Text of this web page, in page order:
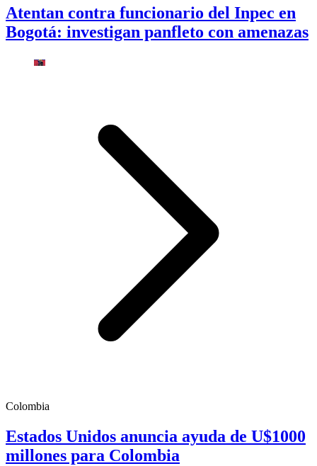
Atentan contra funcionario del Inpec en
Bogotá: investigan panfleto con amenazas
Colombia
Estados Unidos anuncia ayuda de U$1000
millones para Colombia